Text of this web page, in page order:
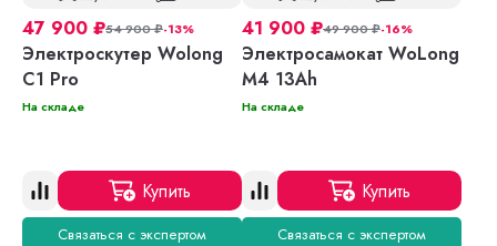
47 900 ₽54 900₽-13%
Электроскутер Wolong
C1 Pro
На складе
Купить
Связаться с экспертом
41 900 ₽49 900₽-16%
Электросамокат WoLong
M4 13Ah
На складе
Купить
Связаться с экспертом